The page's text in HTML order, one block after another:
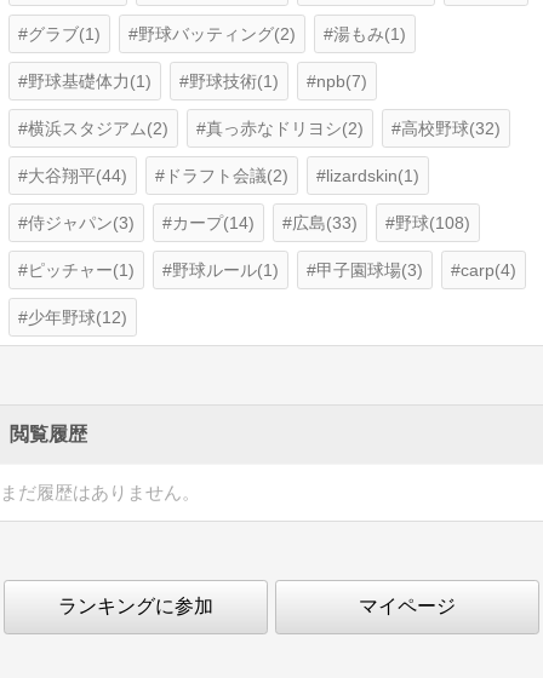
グラブ(1) 野球バッティング(2) 湯もみ(1)
野球基礎体力(1) 野球技術(1) npb(7)
横浜スタジアム(2) 真っ赤なドリヨシ(2) 高校野球(32)
大谷翔平(44) ドラフト会議(2) lizardskin(1)
侍ジャパン(3) カープ(14) 広島(33) 野球(108)
ピッチャー(1) 野球ルール(1) 甲子園球場(3) carp(4)
少年野球(12)
閲覧履歴
まだ履歴はありません。
ランキングに参加 マイページ